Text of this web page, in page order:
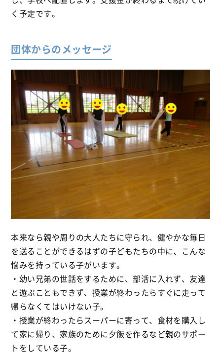
く予定です。
団体からのメッセージ
本来なら親や周りの大人たちに守られ、健やかな毎日
を送ることができるはずの子どもたちの中に、こんな
悩みを持っている子がいます。
・幼い兄弟の世話をするために、部活に入れず、友達
と遊ぶこともできず、授業が終わったらすぐに走って
帰らなくてはいけない子。
・授業が終わったらスーパーに寄って、食材を購入し
て家に帰り、家族のために夕飯を作るなど親のサポー
トをしている子。